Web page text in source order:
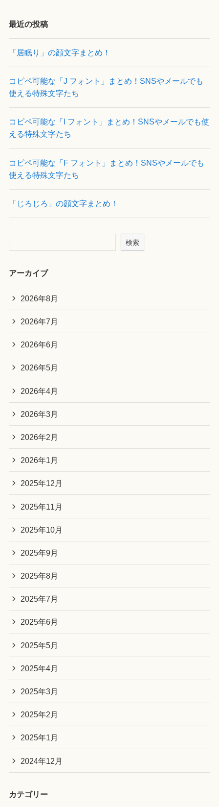
最近の投稿
「居眠り」の顔文字まとめ！
コピペ可能な「J フォント」まとめ！SNSやメールでも
使える特殊文字たち
コピペ可能な「I フォント」まとめ！SNSやメールでも使
える特殊文字たち
コピペ可能な「F フォント」まとめ！SNSやメールでも
使える特殊文字たち
「じろじろ」の顔文字まとめ！
検索
アーカイブ
2026年8月
2026年7月
2026年6月
2026年5月
2026年4月
2026年3月
2026年2月
2026年1月
2025年12月
2025年11月
2025年10月
2025年9月
2025年8月
2025年7月
2025年6月
2025年5月
2025年4月
2025年3月
2025年2月
2025年1月
2024年12月
カテゴリー